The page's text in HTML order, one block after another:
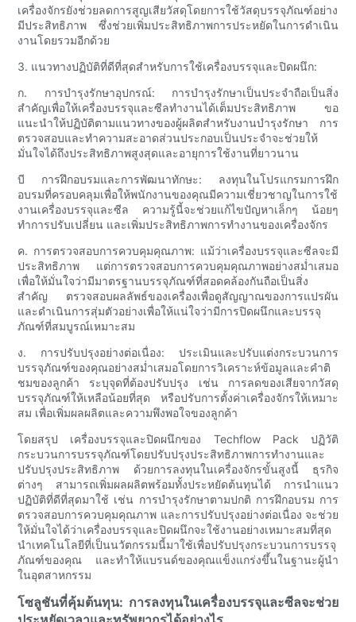
เครื่องจักรยังช่วยลดการสูญเสียวัสดุโดยการใช้วัสดุบรรจุภัณฑ์อย่าง
มีประสิทธิภาพ ซึ่งช่วยเพิ่มประสิทธิภาพการประหยัดในการดำเนิน
งานโดยรวมอีกด้วย
3. แนวทางปฏิบัติที่ดีที่สุดสำหรับการใช้เครื่องบรรจุและปิดผนึก:
ก. การบำรุงรักษาอุปกรณ์: การบำรุงรักษาเป็นประจำถือเป็นสิ่ง
สำคัญเพื่อให้เครื่องบรรจุและซีลทำงานได้เต็มประสิทธิภาพ ขอ
แนะนำให้ปฏิบัติตามแนวทางของผู้ผลิตสำหรับงานบำรุงรักษา การ
ตรวจสอบและทำความสะอาดส่วนประกอบเป็นประจำจะช่วยให้
มั่นใจได้ถึงประสิทธิภาพสูงสุดและอายุการใช้งานที่ยาวนาน
บี การฝึกอบรมและการพัฒนาทักษะ: ลงทุนในโปรแกรมการฝึก
อบรมที่ครอบคลุมเพื่อให้พนักงานของคุณมีความเชี่ยวชาญในการใช้
งานเครื่องบรรจุและซีล ความรู้นี้จะช่วยแก้ไขปัญหาเล็กๆ น้อยๆ
ทำการปรับเปลี่ยน และเพิ่มประสิทธิภาพการทำงานของเครื่องจักร
ค. การตรวจสอบการควบคุมคุณภาพ: แม้ว่าเครื่องบรรจุและซีลจะมี
ประสิทธิภาพ แต่การตรวจสอบการควบคุมคุณภาพอย่างสม่ำเสมอ
เพื่อให้มั่นใจว่ามีมาตรฐานบรรจุภัณฑ์ที่สอดคล้องกันถือเป็นสิ่ง
สำคัญ ตรวจสอบผลลัพธ์ของเครื่องเพื่อดูสัญญาณของการแปรผัน
และดำเนินการสุ่มตัวอย่างเพื่อให้แน่ใจว่ามีการปิดผนึกและบรรจุ
ภัณฑ์ที่สมบูรณ์เหมาะสม
ง. การปรับปรุงอย่างต่อเนื่อง: ประเมินและปรับแต่งกระบวนการ
บรรจุภัณฑ์ของคุณอย่างสม่ำเสมอโดยการวิเคราะห์ข้อมูลและคำติ
ชมของลูกค้า ระบุจุดที่ต้องปรับปรุง เช่น การลดของเสียจากวัสดุ
บรรจุภัณฑ์ให้เหลือน้อยที่สุด หรือปรับการตั้งค่าเครื่องจักรให้เหมาะ
สม เพื่อเพิ่มผลผลิตและความพึงพอใจของลูกค้า
โดยสรุป เครื่องบรรจุและปิดผนึกของ Techflow Pack ปฏิวัติ
กระบวนการบรรจุภัณฑ์โดยปรับปรุงประสิทธิภาพการทำงานและ
ปรับปรุงประสิทธิภาพ ด้วยการลงทุนในเครื่องจักรขั้นสูงนี้ ธุรกิจ
ต่างๆ สามารถเพิ่มผลผลิตพร้อมทั้งประหยัดต้นทุนได้ การนำแนว
ปฏิบัติที่ดีที่สุดมาใช้ เช่น การบำรุงรักษาตามปกติ การฝึกอบรม การ
ตรวจสอบการควบคุมคุณภาพ และการปรับปรุงอย่างต่อเนื่อง จะช่วย
ให้มั่นใจได้ว่าเครื่องบรรจุและปิดผนึกจะใช้งานอย่างเหมาะสมที่สุด
นำเทคโนโลยีที่เป็นนวัตกรรมนี้มาใช้เพื่อปรับปรุงกระบวนการบรรจุ
ภัณฑ์ของคุณ และทำให้แบรนด์ของคุณแข็งแกร่งขึ้นในฐานะผู้นำ
ในอุตสาหกรรม
โซลูชันที่คุ้มต้นทุน: การลงทุนในเครื่องบรรจุและซีลจะช่วย